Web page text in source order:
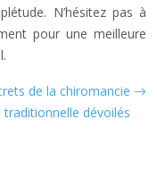
N’hésitez pas à
pour une meilleure
de la chiromancie
traditionnelle dévoilés